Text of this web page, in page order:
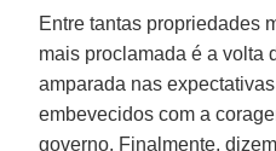
Entre tantas propriedades
mais proclamada é a volta
amparada nas
embevecidos com a
governo. Finalmente,